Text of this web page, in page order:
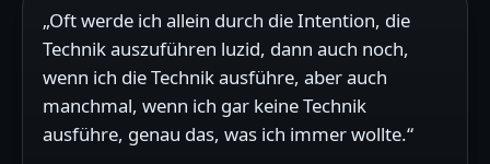
„Oft werde ich allein durch die Intention, die
Technik auszuführen luzid, dann auch noch,
wenn ich die Technik ausführe, aber auch
manchmal, wenn ich gar keine Technik
ausführe, genau das, was ich immer wollte.“